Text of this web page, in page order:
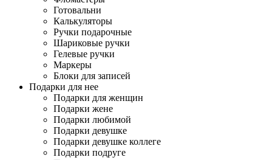
Готовальни
Калькуляторы
Ручки подарочные
Шариковые ручки
Гелевые ручки
Маркеры
Блоки для записей
Подарки для нее
Подарки для женщин
Подарки жене
Подарки любимой
Подарки девушке
Подарки девушке коллеге
Подарки подруге